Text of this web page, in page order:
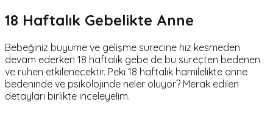
18 Haftalık Gebelikte Anne
Bebeğiniz büyüme ve gelişme sürecine hız kesmeden
devam ederken 18 haftalık gebe de bu süreçten bedenen
ve ruhen etkilenecektir. Peki 18 haftalık hamilelikte anne
bedeninde ve psikolojinde neler oluyor? Merak edilen
detayları birlikte inceleyelim.